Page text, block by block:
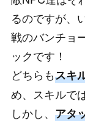
るのですが、
戦のバンチョ
ックです！
どちらもスキ
め、スキルで
しかし、 アタ